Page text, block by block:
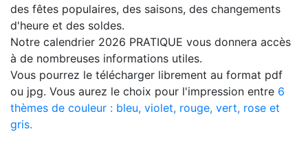
des fêtes populaires, des saisons, des changements
d'heure et des soldes.
Notre calendrier 2026 PRATIQUE vous donnera accès
à de nombreuses informations utiles.
Vous pourrez le télécharger librement au format pdf
ou jpg. Vous aurez le choix pour l'impression entre 6
thèmes de couleur : bleu, violet, rouge, vert, rose et
gris.